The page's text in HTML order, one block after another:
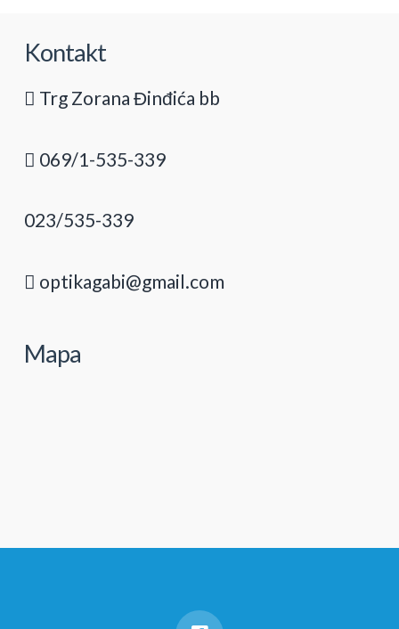
Kontakt
Trg Zorana Đinđića bb
069/1-535-339
023/535-339
optikagabi@gmail.com
Mapa